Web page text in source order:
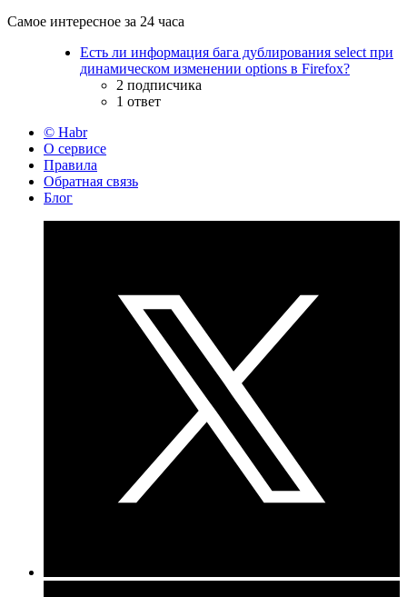
Самое интересное за 24 часа
Есть ли информация бага дублирования select при
динамическом изменении options в Firefox?
2 подписчика
1 ответ
© Habr
О сервисе
Правила
Обратная связь
Блог